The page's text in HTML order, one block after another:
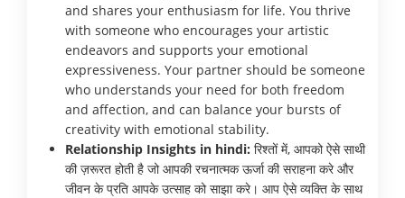
and shares your enthusiasm for life. You thrive
with someone who encourages your artistic
endeavors and supports your emotional
expressiveness. Your partner should be someone
who understands your need for both freedom
and affection, and can balance your bursts of
creativity with emotional stability.
Relationship Insights in hindi: रिश्तों में, आपको ऐसे साथी
की ज़रूरत होती है जो आपकी रचनात्मक ऊर्जा की सराहना करे और
जीवन के प्रति आपके उत्साह को साझा करे। आप ऐसे व्यक्ति के साथ